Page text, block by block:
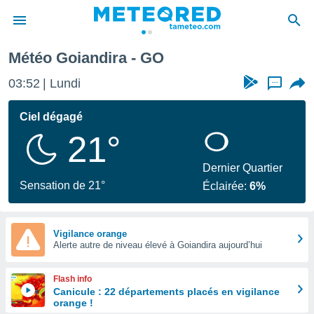
de
Météo Goiandira - GO
03:52 Lundi ...
Ciel dégagé
21°
Sensation de 21°
Dernier Quartier
Éclairée:6%
Vigilance orange
Alerte autre de niveau élevé à Goiandira aujourd’hui
Flash info
Canicule : 22 départements placés en vigilance
orange !